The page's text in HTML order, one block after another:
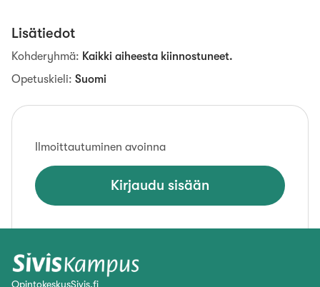
Lisätiedot
Kohderyhmä: Kaikki aiheesta kiinnostuneet.
Opetuskieli: Suomi
Ilmoittautuminen avoinna
Kirjaudu sisään
OpintokeskusSivis.fi